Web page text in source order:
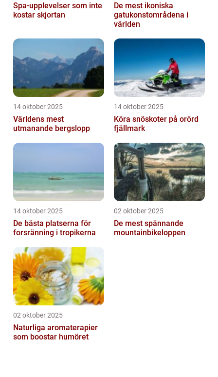
Spa-upplevelser som inte
kostar skjortan
De mest ikoniska
gatukonstområdena i
världen
14 oktober 2025
Världens mest
utmanande bergslopp
14 oktober 2025
Köra snöskoter på orörd
fjällmark
14 oktober 2025
De bästa platserna för
forsränning i tropikerna
02 oktober 2025
De mest spännande
mountainbikeloppen
02 oktober 2025
Naturliga aromaterapier
som boostar humöret